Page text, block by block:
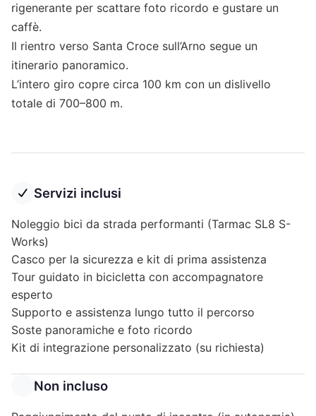
rigenerante per scattare foto ricordo e gustare un
caffè.
Il rientro verso Santa Croce sull’Arno segue un
itinerario panoramico.
L’intero giro copre circa 100 km con un dislivello
totale di 700–800 m.
Servizi inclusi
Noleggio bici da strada performanti (Tarmac SL8 S-
Works)
Casco per la sicurezza e kit di prima assistenza
Tour guidato in bicicletta con accompagnatore
esperto
Supporto e assistenza lungo tutto il percorso
Soste panoramiche e foto ricordo
Kit di integrazione personalizzato (su richiesta)
Non incluso